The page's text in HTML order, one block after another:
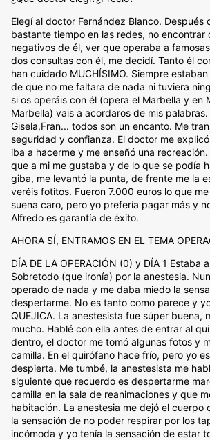
Elegí al doctor Fernández Blanco. Después
bastante tiempo en las redes, no encontrar
negativos de él, ver que operaba a
dos consultas con él, me decidí. Tanto él
han cuidado MUCHÍSIMO. Siempre
de que no me faltara de nada ni tuviera
si os operáis con él (opera el Marbella y en
Marbella) vais a acordaros de mis
Gisela,Fran... todos son un encanto. Me
seguridad y confianza. El doctor me
iba a hacerme y me enseñó una
que a mi me gustaba y de lo que se podía
giba, me levantó la punta, de frente me la
veréis fotitos. Fueron 7.000 euros lo que
suena caro, pero yo prefería pagar más y
Alfredo es garantía de éxito.
AHORA SÍ, ENTRAMOS EN EL TEMA
DÍA DE LA OPERACIÓN (0) y DÍA 1 Estaba
Sobretodo (que ironía) por la anestesia.
operado de nada y me daba miedo la
despertarme. No es tanto como parece y
QUEJICA. La anestesista fue súper buena,
mucho. Hablé con ella antes de entrar al
dentro, el doctor me tomó algunas fotos y
camilla. En el quirófano hace frío, pero yo
despierta. Me tumbé, la anestesista me
siguiente que recuerdo es despertarme
camilla en la sala de reanimaciones y que
habitación. La anestesia me dejó el cuerpo
la sensación de no poder respirar por los
incómoda y yo tenía la sensación de estar